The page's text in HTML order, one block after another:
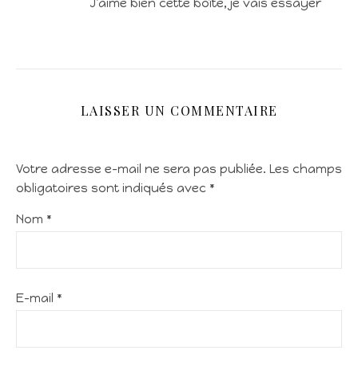
J’aime bien cette boîte, je vais essayer
LAISSER UN COMMENTAIRE
Votre adresse e-mail ne sera pas publiée. Les champs
obligatoires sont indiqués avec *
Nom *
E-mail *